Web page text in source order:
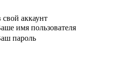
аккаунт
имя пользователя
пароль